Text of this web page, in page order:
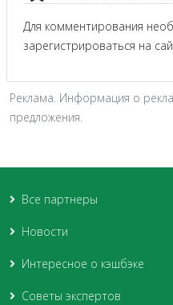
Для комментирования
зарегистрироваться на
Реклама. Информация о
предложения.
Все партнеры
Новости
Интересное о кэшбэке
Советы экспертов